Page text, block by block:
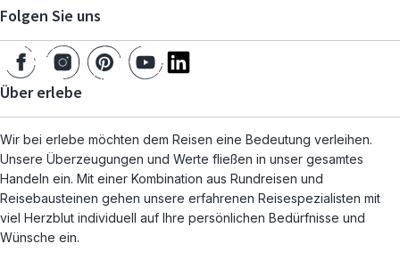
Folgen Sie uns
Über erlebe
Wir bei erlebe möchten dem Reisen eine Bedeutung verleihen.
Unsere Überzeugungen und Werte fließen in unser gesamtes
Handeln ein. Mit einer Kombination aus Rundreisen und
Reisebausteinen gehen unsere erfahrenen Reisespezialisten mit
viel Herzblut individuell auf Ihre persönlichen Bedürfnisse und
Wünsche ein.